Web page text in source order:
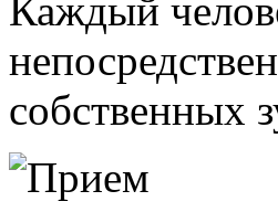
Каждый
собственных